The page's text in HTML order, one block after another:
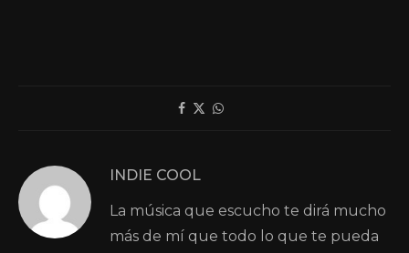
INDIE COOL
La música que escucho te dirá mucho
más de mí que todo lo que te pueda